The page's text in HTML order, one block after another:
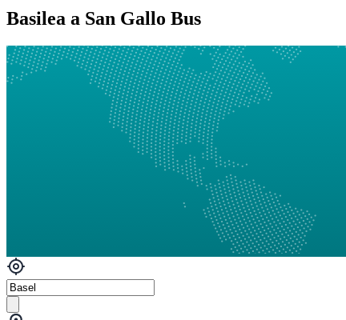
Basilea a San Gallo Bus